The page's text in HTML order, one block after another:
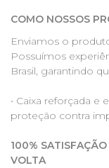
COMO NOSSOS
Enviamos o
Possuímos
Brasil, garantindo
• Caixa reforçada
proteção contra
100%
VOLTA